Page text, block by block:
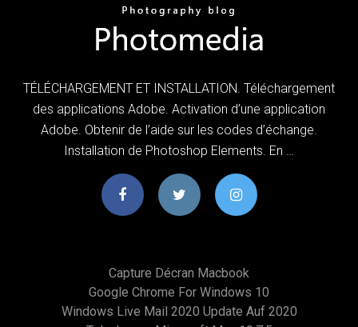
TÉLÉCHARGEMENT ET INSTALLATION. Téléchargement
des applications Adobe. Activation d’une application
Adobe. Obtenir de l’aide sur les codes d’échange.
Installation de Photoshop Elements. En …
Capture Décran Macbook
Google Chrome For Windows 10
Windows Live Mail 2020 Update Auf 2020